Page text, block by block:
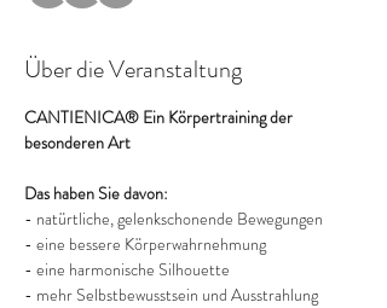
Über die Veranstaltung
CANTIENICA® Ein Körpertraining der
besonderen Art
Das haben Sie davon:
- natürtliche, gelenkschonende Bewegungen
- eine bessere Körperwahrnehmung
- eine harmonische Silhouette
- mehr Selbstbewusstsein und Ausstrahlung